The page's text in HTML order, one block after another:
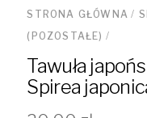
STRONA GŁÓWNA /
(POZOSTAŁE) /
Tawuła
Spirea